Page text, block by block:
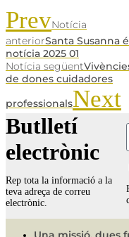
PrevNotícia
anteriorSanta Susanna
notícia 2025 01
Notícia següent
de dones cuidadores
professionalsNext
Butlletí
electrònic
Rep tota la informació a la
teva adreça de correu
electrònic.